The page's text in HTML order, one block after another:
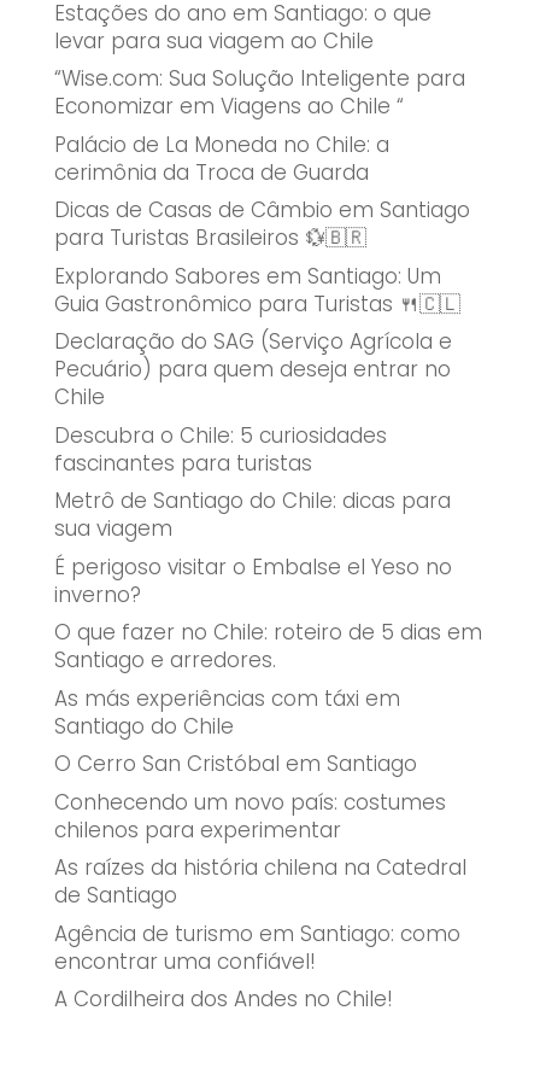
Estações do ano em Santiago: o que
levar para sua viagem ao Chile
“Wise.com: Sua Solução Inteligente para
Economizar em Viagens ao Chile “
Palácio de La Moneda no Chile: a
cerimônia da Troca de Guarda
Dicas de Casas de Câmbio em Santiago
para Turistas Brasileiros 💱🇧🇷
Explorando Sabores em Santiago: Um
Guia Gastronômico para Turistas 🍴🇨🇱
Declaração do SAG (Serviço Agrícola e
Pecuário) para quem deseja entrar no
Chile
Descubra o Chile: 5 curiosidades
fascinantes para turistas
Metrô de Santiago do Chile: dicas para
sua viagem
É perigoso visitar o Embalse el Yeso no
inverno?
O que fazer no Chile: roteiro de 5 dias em
Santiago e arredores.
As más experiências com táxi em
Santiago do Chile
O Cerro San Cristóbal em Santiago
Conhecendo um novo país: costumes
chilenos para experimentar
As raízes da história chilena na Catedral
de Santiago
Agência de turismo em Santiago: como
encontrar uma confiável!
A Cordilheira dos Andes no Chile!